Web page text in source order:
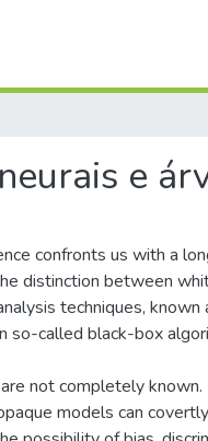
e
confronts us with a
distinction between
techniques, known
so-called black-box
not completely
models can